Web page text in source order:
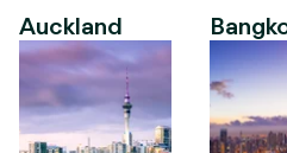
Auckland